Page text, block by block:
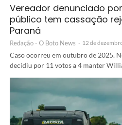
Vereador denunciado
público tem cassação
Paraná
Redação - O Boto News - 12 de
Caso ocorreu em outubro de 2025.
decidiu por 11 votos a 4 manter